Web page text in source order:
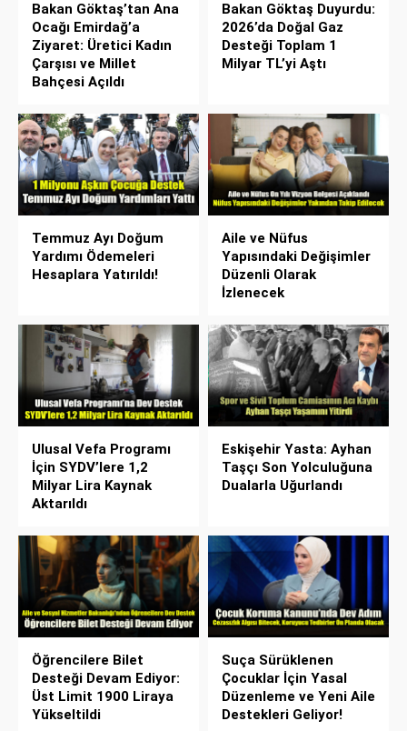
Bakan Göktaş’tan Ana
Ocağı Emirdağ’a
Ziyaret: Üretici Kadın
Çarşısı ve Millet
Bahçesi Açıldı
Bakan Göktaş Duyurdu:
2026’da Doğal Gaz
Desteği Toplam 1
Milyar TL’yi Aştı
Temmuz Ayı Doğum
Yardımı Ödemeleri
Hesaplara Yatırıldı!
Aile ve Nüfus
Yapısındaki Değişimler
Düzenli Olarak
İzlenecek
Ulusal Vefa Programı
İçin SYDV’lere 1,2
Milyar Lira Kaynak
Aktarıldı
Eskişehir Yasta: Ayhan
Taşçı Son Yolculuğuna
Dualarla Uğurlandı
Öğrencilere Bilet
Desteği Devam Ediyor:
Üst Limit 1900 Liraya
Yükseltildi
Suça Sürüklenen
Çocuklar İçin Yasal
Düzenleme ve Yeni Aile
Destekleri Geliyor!